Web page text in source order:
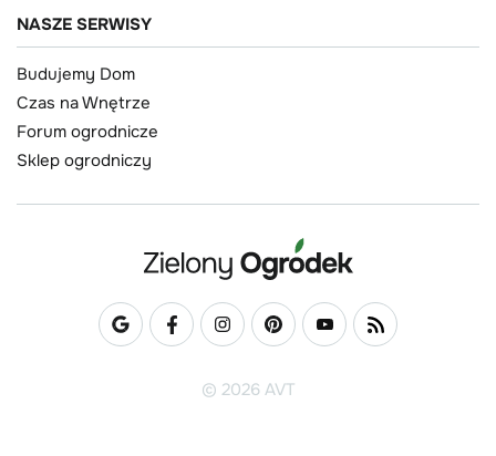
NASZE SERWISY
Budujemy Dom
Czas na Wnętrze
Forum ogrodnicze
Sklep ogrodniczy
© 2026 AVT